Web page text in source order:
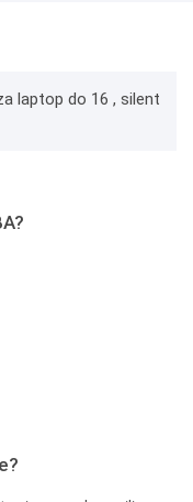
laptop do 16 , silent